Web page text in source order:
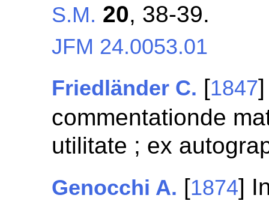
S.M. 20, 38-39.
JFM 24.0053.01
Friedländer C. [1847
commentationde
utilitate ; ex
Genocchi A. [1874]